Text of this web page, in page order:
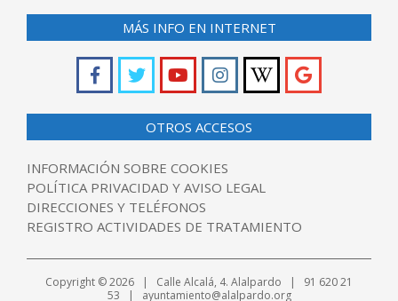
MÁS INFO EN INTERNET
OTROS ACCESOS
INFORMACIÓN SOBRE COOKIES
POLÍTICA PRIVACIDAD Y AVISO LEGAL
DIRECCIONES Y TELÉFONOS
REGISTRO ACTIVIDADES DE TRATAMIENTO
Copyright © 2026 | Calle Alcalá, 4. Alalpardo | 91 620 21
53 | ayuntamiento@alalpardo.org